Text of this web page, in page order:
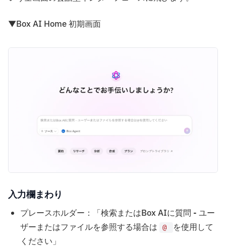
▼Box AI Home 初期画面
入力欄まわり
プレースホルダー：「検索またはBox AIに質問 - ユー
ザーまたはファイルを参照する場合は
@
を使用して
ください」